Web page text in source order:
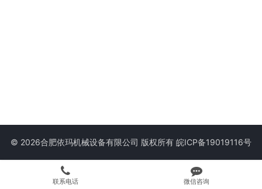
© 2026合肥依玛机械设备有限公司 版权所有 皖ICP备19019116号
联系电话 微信咨询